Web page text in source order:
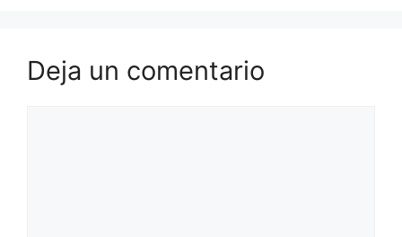
Deja un comentario